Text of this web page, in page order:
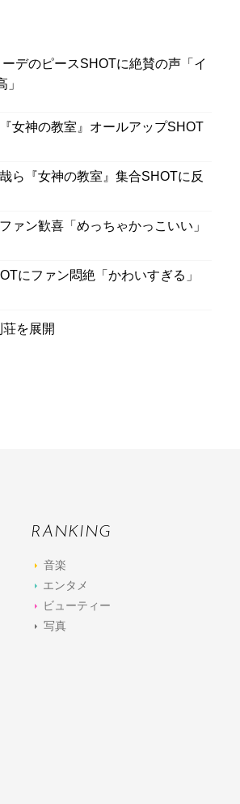
デのピースSHOTに絶賛の声「イ
女神の教室』オールアップSHOT
ら『女神の教室』集合SHOTに反
ァン歓喜「めっちゃかっこいい」
にファン悶絶「かわいすぎる」
を展開
RANKING
音楽
エンタメ
ビューティー
写真